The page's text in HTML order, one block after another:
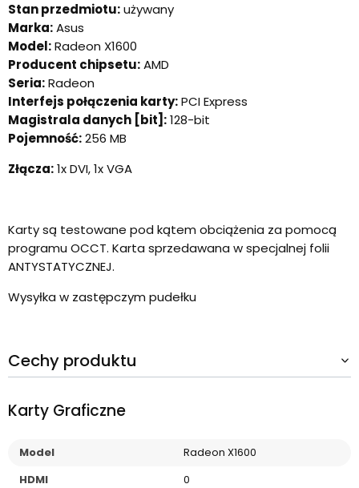
Stan przedmiotu:używany
Marka:Asus
Model:Radeon X1600
Producent chipsetu:AMD
Seria:Radeon
Interfejs połączenia karty:PCI Express
Magistrala danych [bit]:128-bit
Pojemność:256 MB
Złącza:1x DVI, 1x VGA
Karty są testowane pod kątem obciążenia za pomocą
programu OCCT. Karta sprzedawana w specjalnej folii
ANTYSTATYCZNEJ.
Wysyłka w zastępczym pudełku
Cechy produktu
Karty Graficzne
Model
Radeon X1600
HDMI
0